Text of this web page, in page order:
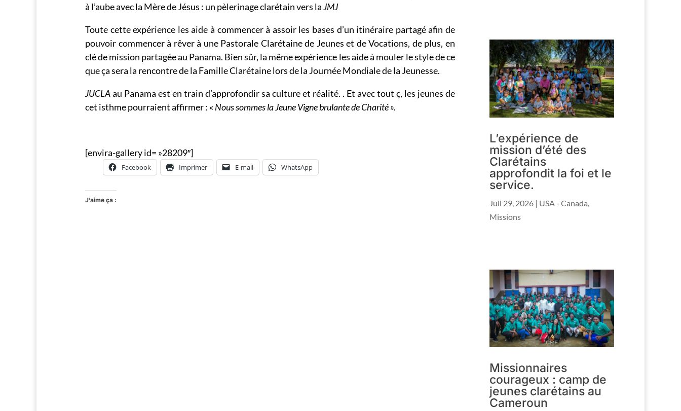
à l’aube avec la Mère de Jésus : un pèlerinage clarétain vers laJMJ
Toute cette expérience les aide à commencer à assoir les bases d’un itinéraire partagé afin de
pouvoir commencer à rêver à une Pastorale Clarétaine de Jeunes et de Vocations, de plus, en
clé de mission partagée au Panama. Bien sûr, la même expérience les aide à mouler le style de ce
que ça sera la rencontre de la Famille Clarétaine lors de la Journée Mondiale de la Jeunesse.
JUCLAau Panama est en train d’approfondir sa culture et réalité. . Et avec tout ç, les jeunes de
cet isthme pourraient affirmer : « Nous sommes la Jeune Vigne brulante de Charité ».
[envira-gallery id= »28209″]
Facebook Imprimer E-mail WhatsApp
J’aime ça :
L’expérience de
mission d’été des
Clarétains
approfondit la foi et le
service.
Juil 29, 2026 | USA - Canada
Missions
Missionnaires
courageux : camp de
jeunes clarétains au
Cameroun